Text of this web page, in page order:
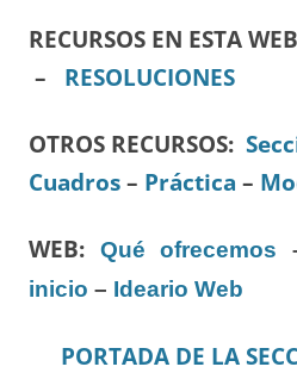
RECURSOS EN ESTA
– RESOLUCIONES
OTROS RECURSOS:
Cuadros – Práctica –
WEB: Qué ofrecemos
inicio – Ideario Web
PORTADA DE LA